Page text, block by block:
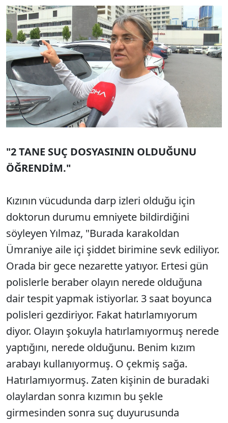
"2 TANE SUÇ DOSYASININ OLDUĞUNU
ÖĞRENDİM."
Kızının vücudunda darp izleri olduğu için
doktorun durumu emniyete bildirdiğini
söyleyen Yılmaz, "Burada karakoldan
Ümraniye aile içi şiddet birimine sevk ediliyor.
Orada bir gece nezarette yatıyor. Ertesi gün
polislerle beraber olayın nerede olduğuna
dair tespit yapmak istiyorlar. 3 saat boyunca
polisleri gezdiriyor. Fakat hatırlamıyorum
diyor. Olayın şokuyla hatırlamıyormuş nerede
yaptığını, nerede olduğunu. Benim kızım
arabayı kullanıyormuş. O çekmiş sağa.
Hatırlamıyormuş. Zaten kişinin de buradaki
olaylardan sonra kızımın bu şekle
girmesinden sonra suç duyurusunda